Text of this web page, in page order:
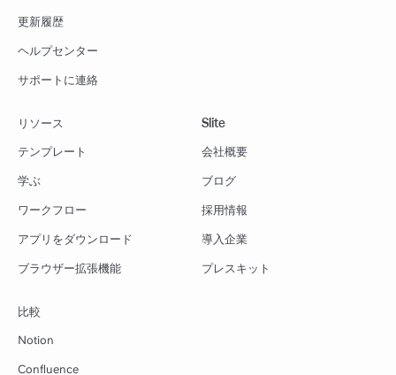
更新履歴
ヘルプセンター
サポートに連絡
リソース
テンプレート
学ぶ
ワークフロー
アプリをダウンロード
ブラウザー拡張機能
Slite
会社概要
ブログ
採用情報
導入企業
プレスキット
比較
Notion
Confluence